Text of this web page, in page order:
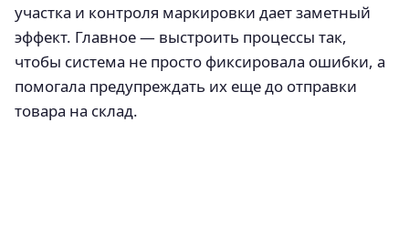
участка и контроля маркировки дает заметный
эффект. Главное — выстроить процессы так,
чтобы система не просто фиксировала ошибки, а
помогала предупреждать их еще до отправки
товара на склад.